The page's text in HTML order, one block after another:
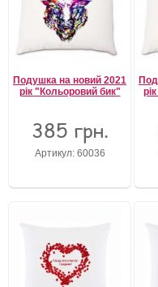
Подушка на новий 2021
рік "Кольоровий бик"
385 грн.
Артикул: 60036